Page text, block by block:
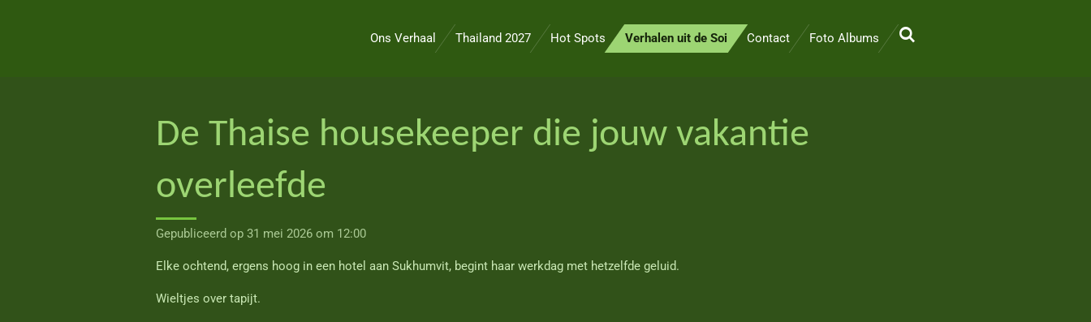
Ons Verhaal Thailand 2027 Hot Spots Verhalen uit de Soi Contact Foto Albums
De Thaise housekeeper die jouw vakantie
overleefde
Gepubliceerd op 31 mei 2026 om 12:00
Elke ochtend, ergens hoog in een hotel aan Sukhumvit, begint haar werkdag met hetzelfde geluid.
Wieltjes over tapijt.